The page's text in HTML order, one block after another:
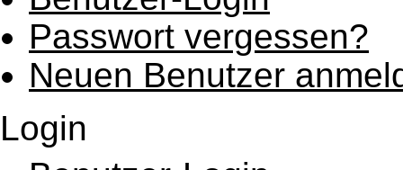
Passwort vergessen?
Neuen Benutzer
Login